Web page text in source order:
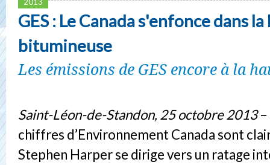
GES : Le Canada s'enfonce dans
bitumineuse
Les émissions de GES encore à la
Saint-Léon-de-Standon, 25 octobre 2013–
chiffres d’Environnement Canada sont
Stephen Harper se dirige vers un ratage